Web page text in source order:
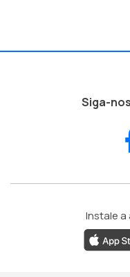
Siga-
Instale